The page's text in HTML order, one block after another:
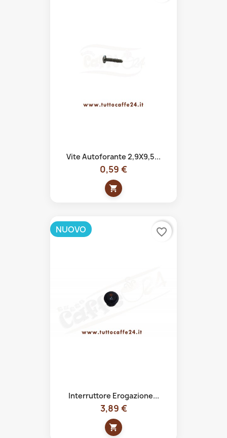
Vite Autoforante 2,9X9,5...
0,59 €
shopping_cart
Interruttore Erogazione...
3,89 €
shopping_cart
NUOVO favorite_border